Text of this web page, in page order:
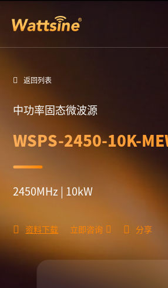
返回列表
中功率固态微波源
WSPS-2450-10K-
2450MHz | 10kW
资料下载 立即咨询 分享